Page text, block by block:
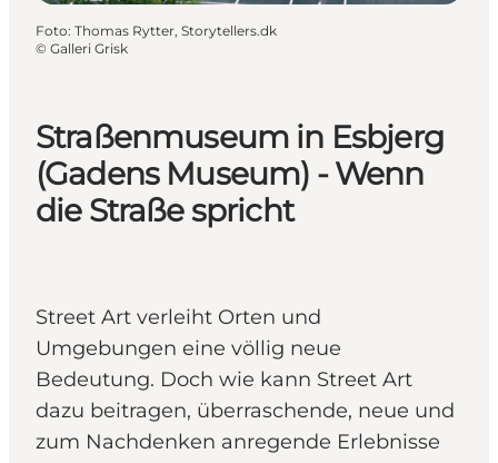
Straßenmuseum in Esbjerg
(Gadens Museum) - Wenn
die Straße spricht
Street Art verleiht Orten und
Umgebungen eine völlig neue
Bedeutung. Doch wie kann Street Art
dazu beitragen, überraschende, neue und
zum Nachdenken anregende Erlebnisse
Foto: Thomas Rytter, Storytellers.dk
© Galleri Grisk